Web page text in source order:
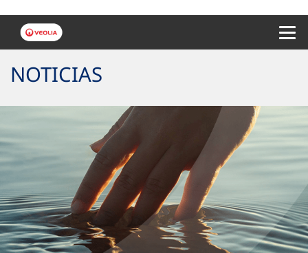
NOTICIAS